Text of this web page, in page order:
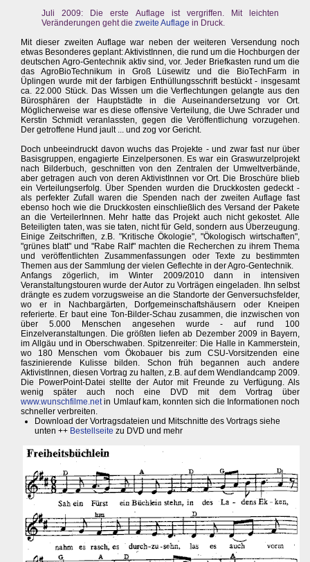
Juli 2009: Die erste Auflage ist vergriffen. Mit leichten
Veränderungen geht die zweite Auflage in Druck.
Mit dieser zweiten Auflage war neben der weiteren Versendung noch
etwas Besonderes geplant: AktivistInnen, die rund um die Hochburgen der
deutschen Agro-Gentechnik aktiv sind, vor. Jeder Briefkasten rund um die
das AgroBioTechnikum in Groß Lüsewitz und die BioTechFarm in
Üplingen wurde mit der farbigen Enthüllungsschrift bestückt - insgesamt
ca. 22.000 Stück. Das Wissen um die Verflechtungen gelangte aus den
Bürosphären der Hauptstädte in die Auseinandersetzung vor Ort.
Möglicherweise war es diese offensive Verteilung, die Uwe Schrader und
Kerstin Schmidt veranlassten, gegen die Veröffentlichung vorzugehen.
Der getroffene Hund jault ... und zog vor Gericht.
Doch unbeeindruckt davon wuchs das Projekte - und zwar fast nur über
Basisgruppen, engagierte Einzelpersonen. Es war ein Graswurzelprojekt
nach Bilderbuch, geschnitten von den Zentralen der Umweltverbände,
aber getragen auch von deren AktivistInnen vor Ort. Die Broschüre blieb
ein Verteilungserfolg. Über Spenden wurden die Druckkosten gedeckt -
als perfekter Zufall waren die Spenden nach der zweiten Auflage fast
ebenso hoch wie die Druckkosten einschließlich des Versand der Pakete
an die VerteilerInnen. Mehr hatte das Projekt auch nicht gekostet. Alle
Beteiligten taten, was sie taten, nicht für Geld, sondern aus Überzeugung.
Einige Zeitschriften, z.B. "Kritische Ökologie", "Ökologisch wirtschaften",
"grünes blatt" und "Rabe Ralf" machten die Recherchen zu ihrem Thema
und veröffentlichten Zusammenfassungen oder Texte zu bestimmten
Themen aus der Sammlung der vielen Geflechte in der Agro-Gentechnik.
Anfangs zögerlich, im Winter 2009/2010 dann in intensiven
Veranstaltungstouren wurde der Autor zu Vorträgen eingeladen. Ihn selbst
drängte es zudem vorzugsweise an die Standorte der Genversuchsfelder,
wo er in Nachbargärten, Dorfgemeinschaftshäusern oder Kneipen
referierte. Er baut eine Ton-Bilder-Schau zusammen, die inzwischen von
über 5.000 Menschen angesehen wurde - auf rund 100
Einzelveranstaltungen. Die größten liefen ab Dezember 2009 in Bayern,
im Allgäu und in Oberschwaben. Spitzenreiter: Die Halle in Kammerstein,
wo 180 Menschen vom Ökobauer bis zum CSU-Vorsitzenden eine
faszinierende Kulisse bilden. Schon früh begannen auch andere
AktivistInnen, diesen Vortrag zu halten, z.B. auf dem Wendlandcamp 2009.
Die PowerPoint-Datei stellte der Autor mit Freunde zu Verfügung. Als
wenig später auch noch eine DVD mit dem Vortrag über
www.wunschfilme.netin Umlauf kam, konnten sich die Informationen noch
schneller verbreiten.
Download der Vortragsdateien und Mitschnitte des Vortrags siehe
unten ++ Bestellseite zu DVD und mehr